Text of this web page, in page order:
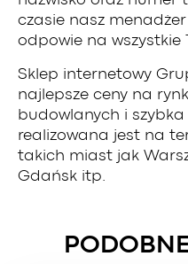
czasie nasz
odpowie na wszystkie
Sklep internetowy
najlepsze ceny na
budowlanych i
realizowana jest na
takich miast jak
Gdańsk itp.